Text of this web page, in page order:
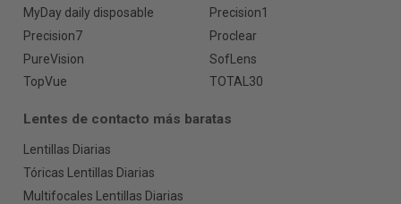
MyDay daily disposable
Precision1
Precision7
Proclear
PureVision
SofLens
TopVue
TOTAL30
Lentes de contacto más baratas
Lentillas Diarias
Tóricas Lentillas Diarias
Multifocales Lentillas Diarias